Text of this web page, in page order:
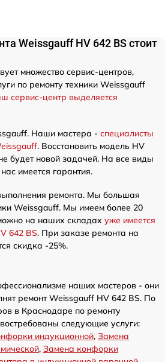
Weissgauff HV 642 BS стоит
множество сервис-центров,
по ремонту техники Weissgauff
сервис-центр выделяется
Наши мастера - специалисты
. Восстановить модель HV
будет новой задачей. На все виды
имеется гарантия.
ремонта. Мы большая
Weissgauff. Мы имеем более 20
на наших складах уже имеется
642 BS. При заказе ремонта на
скидка -25%.
наших мастеров - они
ремонт Weissgauff HV 642 BS. По
в Краснодаре по ремонту
следующие услуги:
индукционной, Замена
, Замена конфорки